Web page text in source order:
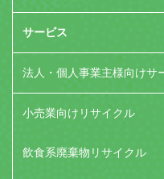
サービス
法人・個人事業主様向けサ
小売業向けリサイクル
飲食系廃棄物リサイクル